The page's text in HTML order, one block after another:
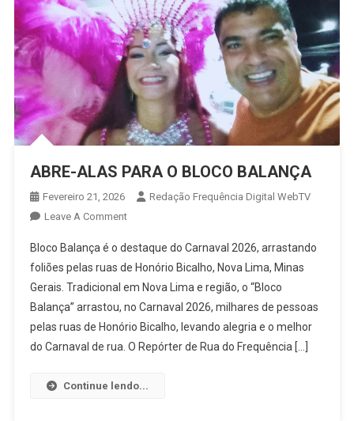
ABRE-ALAS PARA O BLOCO BALANÇA
Fevereiro 21, 2026
Redação Frequência Digital WebTV
Leave A CommentOn
ALAS
PARA
O
BLOCO
BALANÇA
Bloco Balança é o destaque do Carnaval 2026, arrastando
foliões pelas ruas de Honório Bicalho, Nova Lima, Minas
Gerais. Tradicional em Nova Lima e região, o “Bloco
Balança” arrastou, no Carnaval 2026, milhares de pessoas
pelas ruas de Honório Bicalho, levando alegria e o melhor
do Carnaval de rua. O Repórter de Rua do Frequência […]
Continue lendo...